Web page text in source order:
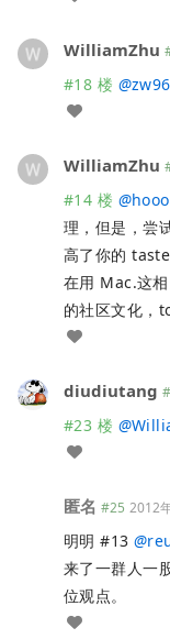
WilliamZhu
#18 楼 @
WilliamZhu
#14 楼 @
理，但是，尝
高了你的
在用 Mac.这
的社区文化
diudiutang
#23 楼 @
匿名 #25 2012
明明 #13 @
来了一群人一
位观点。